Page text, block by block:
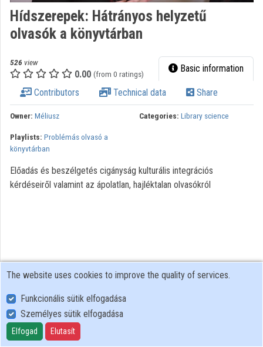
Organization discovery
Organization playlists
Organizations
Contributors
Hídszerepek: Hátrányos helyzetű
olvasók a könyvtárban
526 view
0.00 (from 0 ratings) Basic information
Contributors Technical data Share
Owner: Méliusz Categories: Library science
Playlists: Problémás olvasó a
könyvtárban
Előadás és beszélgetés cigányság kulturális integrációs
kérdéseiről valamint az ápolatlan, hajléktalan olvasókról
User Policy
Adatkezelési tájékoztató (en)
Cookie Policy
The website uses cookies to improve the quality of services.
Funkcionális sütik elfogadása
Személyes sütik elfogadása
Elfogad Elutasít